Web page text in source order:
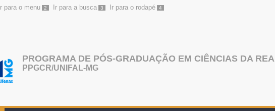
Ir para o menu 2 Ir para a busca 3 Ir para o rodapé 4
PROGRAMA DE PÓS-GRADUAÇÃO EM CIÊNCIAS DA
PPGCR/UNIFAL-MG